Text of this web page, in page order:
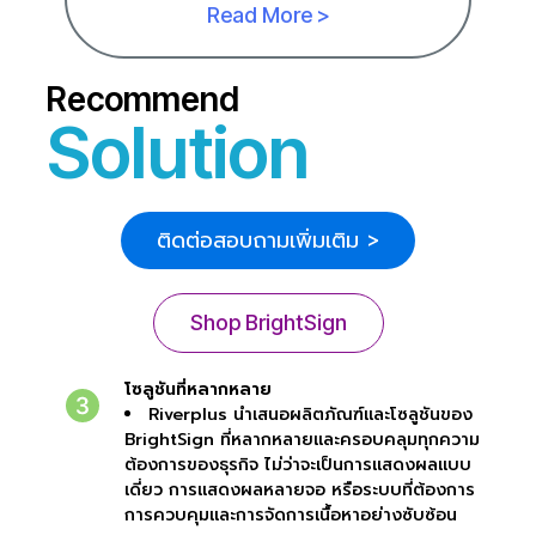
Read More >
Recommend
Solution
ติดต่อสอบถามเพิ่มเติม >
Shop BrightSign
โซลูชันที่หลากหลาย
Riverplus นำเสนอผลิตภัณฑ์และโซลูชันของ
BrightSign ที่หลากหลายและครอบคลุมทุกความ
ต้องการของธุรกิจ ไม่ว่าจะเป็นการแสดงผลแบบ
เดี่ยว การแสดงผลหลายจอ หรือระบบที่ต้องการ
การควบคุมและการจัดการเนื้อหาอย่างซับซ้อน